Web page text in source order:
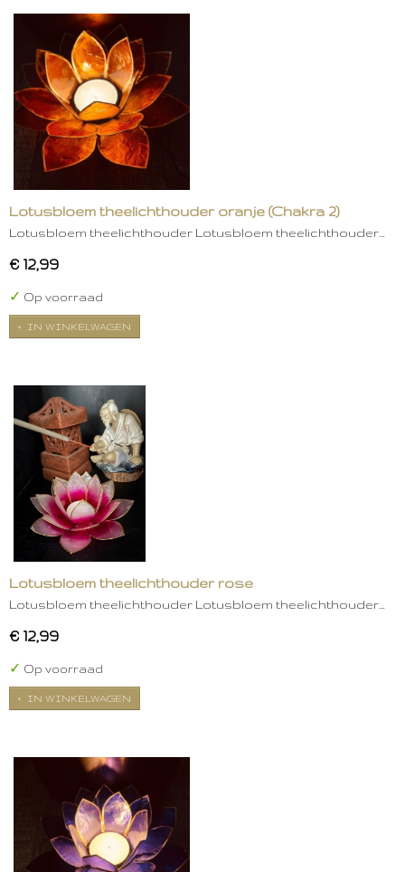
Lotusbloem theelichthouder oranje (Chakra 2)
Lotusbloem theelichthouder Lotusbloem theelichthouder…
€ 12,99
✓ Op voorraad
IN WINKELWAGEN
Lotusbloem theelichthouder rose
Lotusbloem theelichthouder Lotusbloem theelichthouder…
€ 12,99
✓ Op voorraad
IN WINKELWAGEN